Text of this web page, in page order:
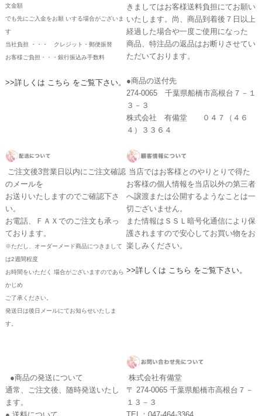
文金額
でも先にご入金をお願 いする場合がございま
す
当社負担 ・・・ クレジット・郵便振替
お客様ご負担・・・銀行振込み手数料
>>詳しくは こちら をご覧下さい。
きましてはお客様送料負担にてお願い
いたします。尚、商品到着後７日以上
経過した場合や一度ご使用になった
商品、特注品の返品はお断りさせてい
ただいております。
●商品の送付先
274-0065 千葉県船橋市高根台７－１
３－３
株式会社 有備堂 ０４７（４６
４）３３６４
ご注文後3営業日以内にご注文確認
のメールを
お送りいたしますのでご確認下さ
い。
お電話、ＦＡＸでのご注文も承っ
ております。
※ただし、オーダーメード商品につきまして
は2週間程度
お時間をいただく 場合がございますのであら
かじめ
ご了承ください。
発送日は後日メールにてお知らせいたしま
す。
当店ではお客様とのやりとりで得た
お客様の個人情報を当店以外の第三者
へ譲渡または公開するようなことは一
切ございません。
また情報はＳＳＬ暗号化通信により保
護されますので安心してお買い物をお
楽しみください。
>>詳しくは こちら をご覧下さい。
●商品の発送について
通常、ご注文後、随時発送いたし
ます。
株式会社有備堂
〒 274-0065 千葉県船橋市高根台７－
１３－３